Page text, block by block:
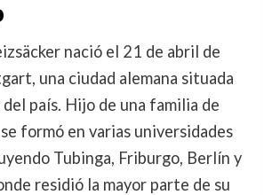
nació el 21 de abril de
una ciudad alemana situada
país. Hijo de una familia de
formó en varias universidades
Tubinga, Friburgo, Berlín y
residió la mayor parte de su